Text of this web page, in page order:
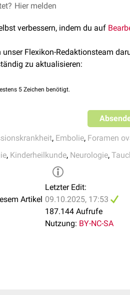
(Taucherkrankheit) auftreten
ovale , abgerufen am
Hier melden
verbessern, indem du auf
Flexikon-Redaktionsteam
zu aktualisieren:
5 Zeichen benötigt.
, Embolie, Foramen
, Kinderheilkunde, Neurologie,
Artikel
Letzter Edit:
09.10.2025, 17:53
187.144 Aufrufe
Nutzung: BY-NC-SA